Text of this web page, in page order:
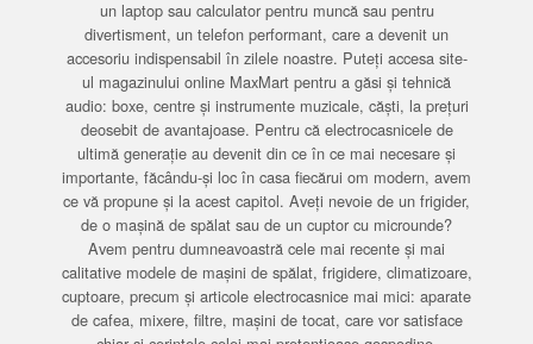
un laptop sau calculator pentru muncă sau pentru
divertisment, un telefon performant, care a devenit un
accesoriu indispensabil în zilele noastre. Puteți accesa site-
ul magazinului online MaxMart pentru a găsi și tehnică
audio: boxe, centre și instrumente muzicale, căști, la prețuri
deosebit de avantajoase. Pentru că electrocasnicele de
ultimă generație au devenit din ce în ce mai necesare și
importante, făcându-și loc în casa fiecărui om modern, avem
ce vă propune și la acest capitol. Aveți nevoie de un frigider,
de o mașină de spălat sau de un cuptor cu microunde?
Avem pentru dumneavoastră cele mai recente și mai
calitative modele de mașini de spălat, frigidere, climatizoare,
cuptoare, precum și articole electrocasnice mai mici: aparate
de cafea, mixere, filtre, mașini de tocat, care vor satisface